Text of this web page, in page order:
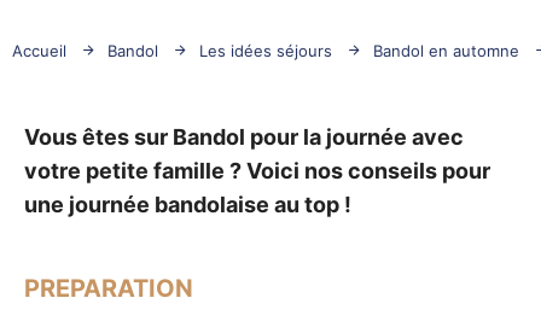
Accueil Bandol Les idées séjours Bandol en automne
Vous êtes sur Bandol pour la journée avec
votre petite famille ? Voici nos conseils pour
une journée bandolaise au top !
PREPARATION